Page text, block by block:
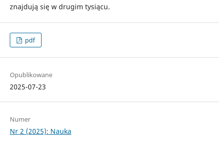
znajdują się w drugim tysiącu.
pdf
Opublikowane
2025-07-23
Numer
Nr 2 (2025): Nauka